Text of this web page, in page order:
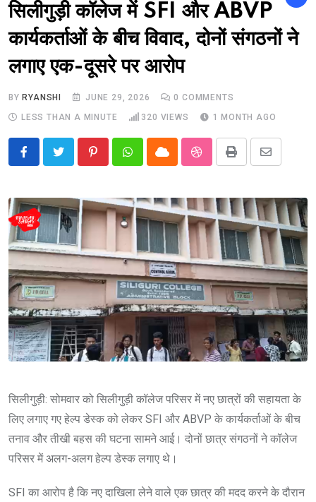
सिलीगुड़ी कॉलेज में SFI और ABVP
कार्यकर्ताओं के बीच विवाद, दोनों संगठनों ने
लगाए एक-दूसरे पर आरोप
BY RYANSHI JUNE 29, 2026 0 COMMENTS
LESS THAN A MINUTE
320 VIEWS 1 MONTH AGO
PinterestWhatsappCloud StumbleUpon
Print
Share
Email
सिलीगुड़ी: सोमवार को सिलीगुड़ी कॉलेज परिसर में नए छात्रों की सहायता के
लिए लगाए गए हेल्प डेस्क को लेकर SFI और ABVP के कार्यकर्ताओं के बीच
तनाव और तीखी बहस की घटना सामने आई। दोनों छात्र संगठनों ने कॉलेज
परिसर में अलग-अलग हेल्प डेस्क लगाए थे।
SFI का आरोप है कि नए दाखिला लेने वाले एक छात्र की मदद करने के दौरान